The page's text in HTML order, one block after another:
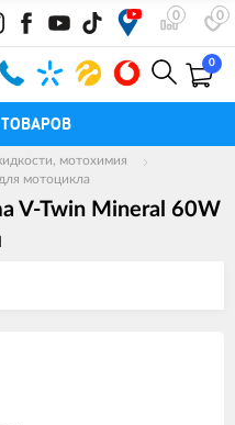
0 0
0
мотохимия
мотоцикла
V-Twin Mineral 60W